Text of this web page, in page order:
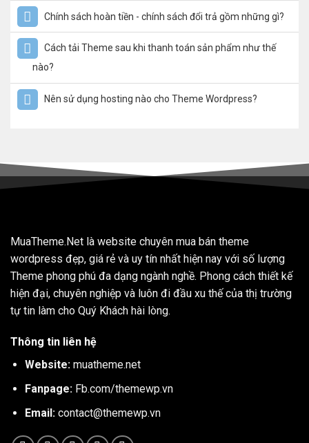
Chính sách hoàn tiền - chính sách đổi trả gồm những gì?
Cách tải Theme sau khi thanh toán sản phẩm như thế
nào?
Nên sử dụng hosting nào cho Theme Wordpress?
MuaTheme.Net là website chuyên mua bán theme
wordpress đẹp, giá rẻ và uy tín nhất hiện nay với số lượng
Theme phong phú đa dạng ngành nghề. Phong cách thiết kế
hiện đại, chuyên nghiệp và luôn đi đầu xu thế của thị trường
tự tin làm cho Quý Khách hài lòng.
Thông tin liên hệ
Website: muatheme.net
Fanpage: Fb.com/themewp.vn
Email: contact@themewp.vn